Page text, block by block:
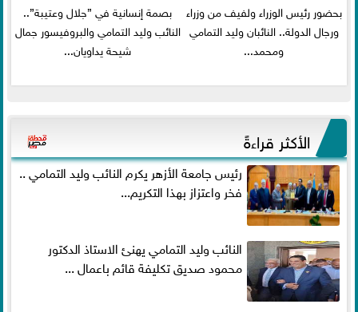
بحضور رئيس الوزراء ولفيف من وزراء
ورجال الدولة.. النائبان وليد التمامي
ومحمد...
بصمة إنسانية في ”جلال وعتيبة”..
النائب وليد التمامي والبروفيسور جمال
شيحة يداويان...
الأكثر قراءةً
رئيس جامعة الأزهر يكرم النائب وليد التمامي ..
فخر واعتزاز بهذا التكريم...
النائب وليد التمامي يهنئ الاستاذ الدكتور
محمود صديق تكليفة قائم باعمال ...